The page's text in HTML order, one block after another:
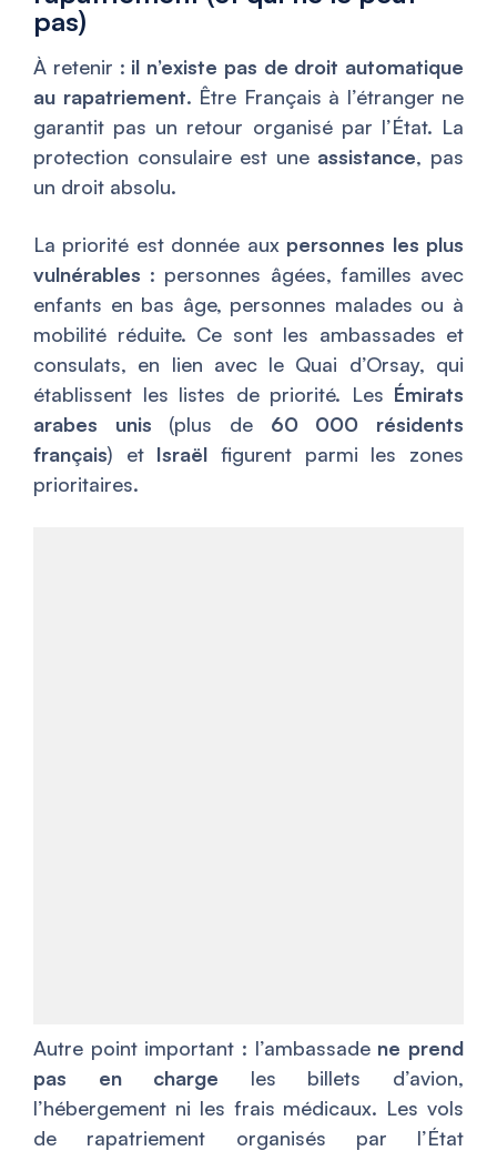
pas)
À retenir : il n’existe pas de droit automatique
au rapatriement. Être Français à l’étranger ne
garantit pas un retour organisé par l’État. La
protection consulaire est une assistance, pas
un droit absolu.
La priorité est donnée aux personnes les plus
vulnérables : personnes âgées, familles avec
enfants en bas âge, personnes malades ou à
mobilité réduite. Ce sont les ambassades et
consulats, en lien avec le Quai d’Orsay, qui
établissent les listes de priorité. Les Émirats
arabes unis (plus de 60 000 résidents
français) et Israël figurent parmi les zones
prioritaires.
Autre point important : l’ambassade ne prend
pas en charge les billets d’avion,
l’hébergement ni les frais médicaux. Les vols
de rapatriement organisés par l’État